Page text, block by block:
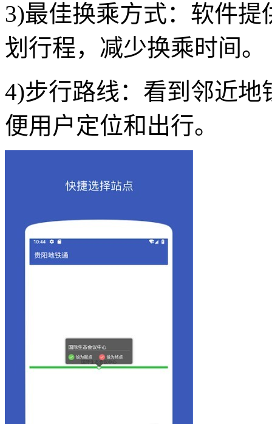
3)最佳换乘方式：软件
划行程，减少换乘时间。
4)步行路线：看到邻近
便用户定位和出行。